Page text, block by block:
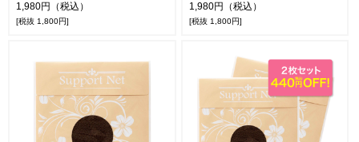
1,980円（税込）
[税抜 1,800円]
1,980円（税込）
[税抜 1,800円]